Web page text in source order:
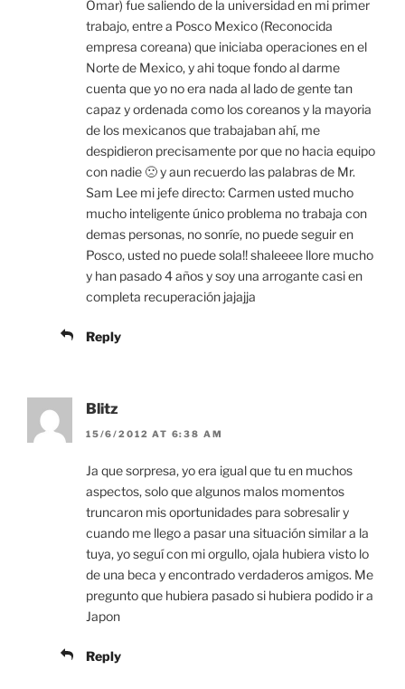
Omar) fue saliendo de la universidad en mi primer
trabajo, entre a Posco Mexico (Reconocida
empresa coreana) que iniciaba operaciones en el
Norte de Mexico, y ahi toque fondo al darme
cuenta que yo no era nada al lado de gente tan
capaz y ordenada como los coreanos y la mayoria
de los mexicanos que trabajaban ahí, me
despidieron precisamente por que no hacia equipo
con nadie 🙁 y aun recuerdo las palabras de Mr.
Sam Lee mi jefe directo: Carmen usted mucho
mucho inteligente único problema no trabaja con
demas personas, no sonríe, no puede seguir en
Posco, usted no puede sola!! shaleeee llore mucho
y han pasado 4 años y soy una arrogante casi en
completa recuperación jajajja
Reply
Blitz
15/6/2012 AT 6:38 AM
Ja que sorpresa, yo era igual que tu en muchos
aspectos, solo que algunos malos momentos
truncaron mis oportunidades para sobresalir y
cuando me llego a pasar una situación similar a la
tuya, yo seguí con mi orgullo, ojala hubiera visto lo
de una beca y encontrado verdaderos amigos. Me
pregunto que hubiera pasado si hubiera podido ir a
Japon
Reply